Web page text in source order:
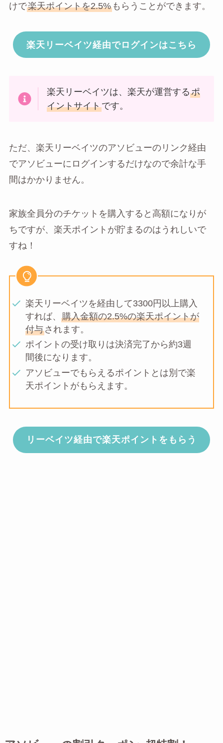
けで楽天ポイントを2.5%もらうことができます。
楽天リーベイツ経由でログインはこちら
楽天リーベイツは、楽天が運営するポ
イントサイトです。
ただ、楽天リーベイツのアソビューのリンク経由
でアソビューにログインするだけなので余計な手
間はかかりません。
家族全員分のチケットを購入すると高額になりが
ちですが、楽天ポイントが貯まるのはうれしいで
すね！
楽天リーベイツを経由して3300円以上購入
すれば、購入金額の2.5%の楽天ポイントが
付与されます。
ポイントの受け取りは決済完了から約3週
間後になります。
アソビューでもらえるポイントとは別で楽
天ポイントがもらえます。
リーベイツ経由で楽天ポイントをもらう